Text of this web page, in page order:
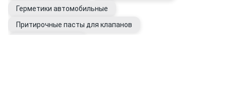
Герметики автомобильные
Притирочные пасты для клапанов